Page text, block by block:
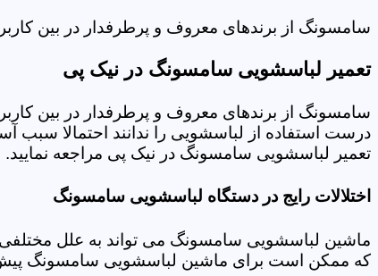
سامسونگ از برندهای معروف و پرطرفدار در بین
تعمیر لباسشویی سامسونگ در نیک پی
سامسونگ از برندهای معروف و پرطرفدار در بین
درست استفاده از لباسشویی را ندانند احتمالا
تعمیر لباسشویی سامسونگ در نیک پی مراجعه نمایید.
اختلالات رایج در دستگاه لباسشویی سامسونگ
ماشین لباسشویی سامسونگ می تواند به علل مختلفی
که ممکن است برای ماشین لباسشویی سامسونگ پیش